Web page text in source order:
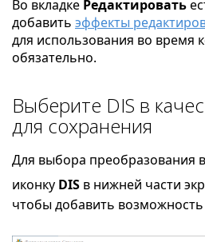
Во вкладке Редактировать
добавить эффекты
для использования во время
обязательно.
Выберите DIS в
для сохранения
Для выбора преобразования
иконку DIS в нижней части
чтобы добавить